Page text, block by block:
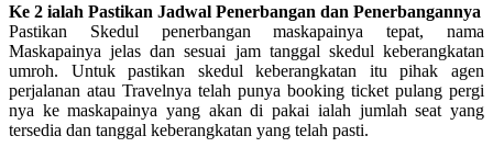
Ke 2 ialah Pastikan Jadwal Penerbangan dan Penerbangannya
Pastikan Skedul penerbangan maskapainya tepat, nama
Maskapainya jelas dan sesuai jam tanggal skedul keberangkatan
umroh. Untuk pastikan skedul keberangkatan itu pihak agen
perjalanan atau Travelnya telah punya booking ticket pulang pergi
nya ke maskapainya yang akan di pakai ialah jumlah seat yang
tersedia dan tanggal keberangkatan yang telah pasti.